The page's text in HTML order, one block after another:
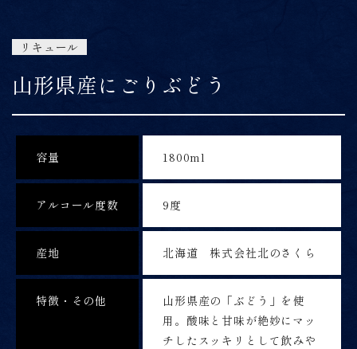
リキュール
山形県産にごりぶどう
容量 1800ml
アルコール度数 9度
産地 北海道 株式会社北のさくら
特徴・その他
山形県産の「ぶどう」を使
用。酸味と甘味が絶妙にマッ
チしたスッキリとして飲みや